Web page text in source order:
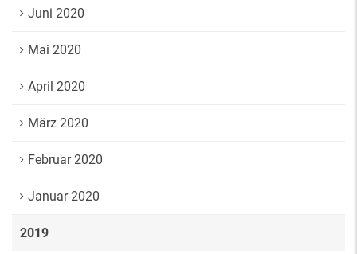
Juni 2020
Mai 2020
April 2020
März 2020
Februar 2020
Januar 2020
2019